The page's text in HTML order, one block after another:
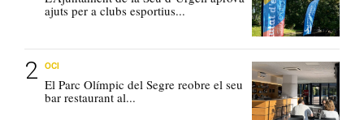
ajuts per a clubs esportius...
OCI
El Parc Olímpic del Segre reobre el seu
bar restaurant al...